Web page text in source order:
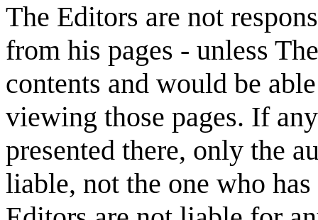
The Editors are not
from his pages - unless
contents and would be
viewing those pages. If
presented there, only the
liable, not the one who